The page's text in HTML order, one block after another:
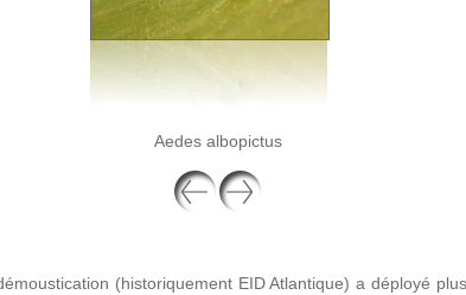
Aedes albopictus
(historiquement EID Atlantique) a déployé